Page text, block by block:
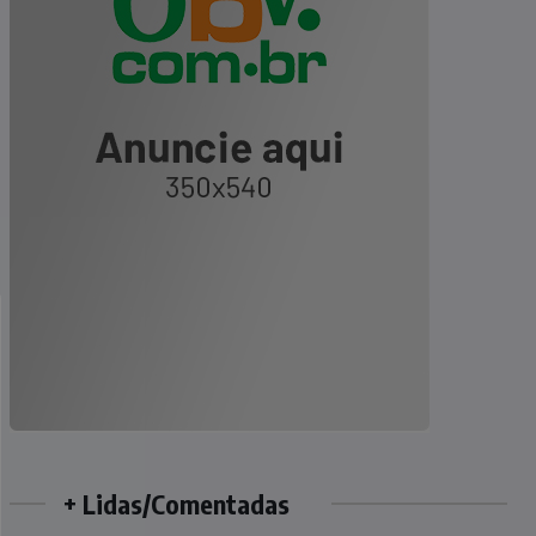
+ Lidas/Comentadas